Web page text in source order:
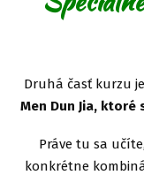
Druhá časť kurzu
Men Dun Jia,
Práve tu sa
konkrétne